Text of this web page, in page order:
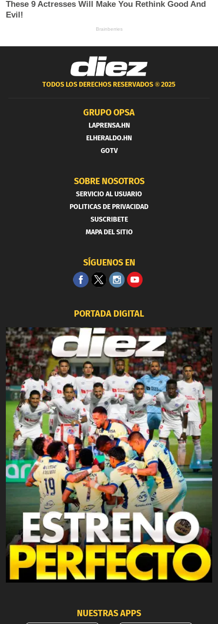
TODOS LOS DERECHOS RESERVADOS ®2025
GRUPO OPSA
LAPRENSA.HN
ELHERALDO.HN
GOTV
SOBRE NOSOTROS
SERVICIO AL USUARIO
POLITICAS DE PRIVACIDAD
SUSCRIBETE
MAPA DEL SITIO
SÍGUENOS EN
PORTADA DIGITAL
NUESTRAS APPS